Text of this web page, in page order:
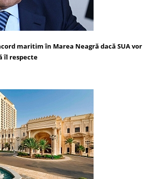
maritim în Marea Neagră dacă SUA vor
îl respecte